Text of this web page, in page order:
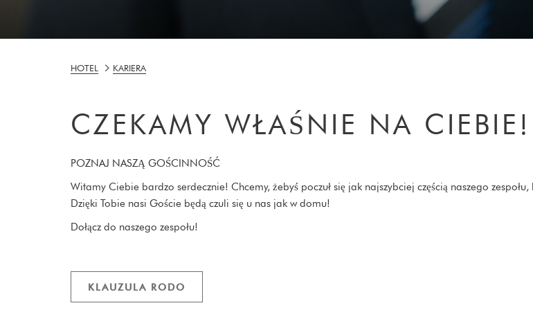
HOTEL KARIERA
CZEKAMY WŁAŚNIE NA CIEBIE!​
POZNAJ NASZĄ GOŚCINNOŚĆ
Witamy Ciebie bardzo serdecznie! Chcemy, żebyś poczuł się jak najszybciej częścią naszego
Dzięki Tobie nasi Goście będą czuli się u nas jak w domu!
Dołącz do naszego zespołu!
KLAUZULA RODO